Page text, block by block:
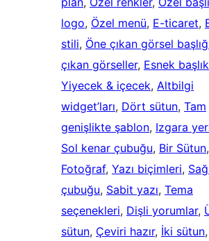
logo, Özel menü, E-ticaret,
stili, Öne çıkan görsel
çıkan görseller, Esnek başlık
Yiyecek & içecek, Altbilgi
widget’ları, Dört sütun, Tam
genişlikte şablon, Izgara
Sol kenar çubuğu, Bir Sütun
Fotoğraf, Yazı biçimleri,
çubuğu, Sabit yazı, Tema
seçenekleri, Dişli yorumlar,
sütun, Çeviri hazır, İki sütun,